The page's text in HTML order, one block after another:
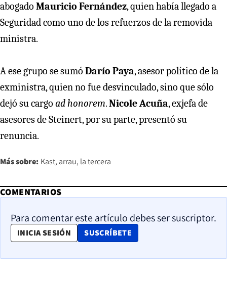
abogado Mauricio Fernández, quien había llegado a
Seguridad como uno de los refuerzos de la removida
ministra.
A ese grupo se sumó Darío Paya, asesor político de la
exministra, quien no fue desvinculado, sino que sólo
dejó su cargo ad honorem.Nicole Acuña, exjefa de
asesores de Steinert, por su parte, presentó su
renuncia.
Más sobre: Kast arrau la tercera
COMENTARIOS
Para comentar este artículo debes ser suscriptor.
INICIA SESIÓN SUSCRÍBETE
OPENS IN NEW WINDOW